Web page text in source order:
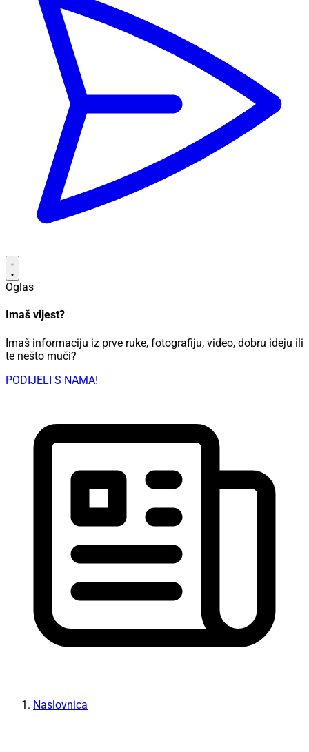
Oglas
Imaš vijest?
Imaš informaciju iz prve ruke, fotografiju, video, dobru ideju ili
te nešto muči?
PODIJELI S NAMA!
Naslovnica